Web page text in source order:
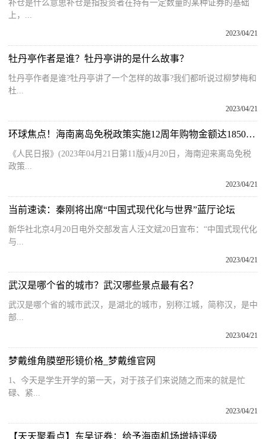
补仓是什么意思补仓是指投资者在持有一定数量的某种证券的基础
上，...
2023/04/21
牡丹亭作者是谁？牡丹亭讲的是什么故事？
牡丹亭作者是谁?牡丹亭讲了一个怎样的故事?我们都听说过柳梦梅和
杜...
2023/04/21
环球焦点！海南离岛免税政策实施12周年购物金额达1850亿元
《人民日报》(2023年04月21日第11版)4月20日，海南迎来离岛免税
政策...
2023/04/21
当前速读：秦刚将出席“中国式现代化与世界”蓝厅论坛
新华社北京4月20日电外交部发言人汪文斌20日宣布：“中国式现代化
与...
2023/04/21
武汉是哪个省的城市？武汉哪些景点最有名？
武汉是哪个省的城市武汉，是湖北的城市，别称江城，简称汉，是中
部...
2023/04/21
梦戴维角膜塑形镜价格_梦戴维官网
1、今天是学生开学的第一天，对于孩子们来说随之而来的就是忙
碌、紧...
2023/04/21
【天天聚看点】东吴证券：给予海南机场增持评级